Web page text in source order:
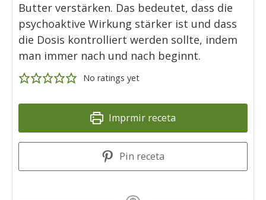
Butter verstärken. Das bedeutet, dass die
psychoaktive Wirkung stärker ist und dass
die Dosis kontrolliert werden sollte, indem
man immer nach und nach beginnt.
No ratings yet
Imprmir receta
Pin receta